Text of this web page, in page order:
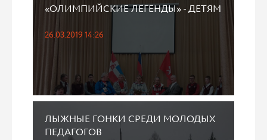
«ОЛИМПИЙСКИЕ ЛЕГЕНДЫ» - ДЕТЯМ
26.03.2019 14:26
ЛЫЖНЫЕ ГОНКИ СРЕДИ МОЛОДЫХ
ПЕДАГОГОВ